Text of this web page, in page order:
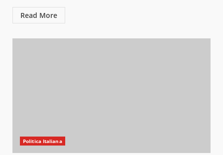
Read More
Politica Italiana